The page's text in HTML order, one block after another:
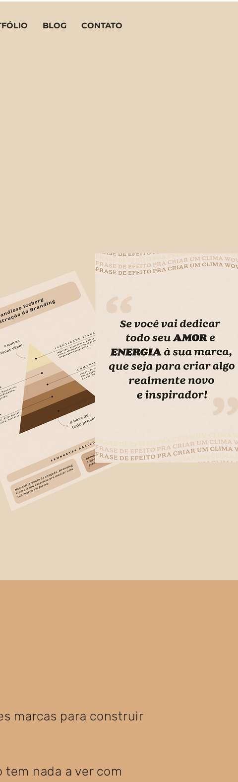
BLOG CONTATO
marcas para construir
tem nada a ver com